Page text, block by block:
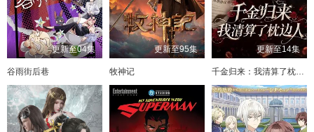
更新至04集
谷雨街后巷
更新至95集
牧神记
更新至14集
千金归来：我清算了枕边人